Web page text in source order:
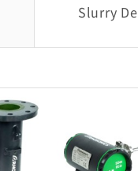
Slurry